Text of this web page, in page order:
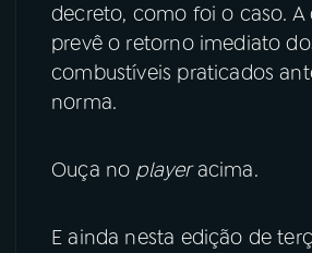
decreto, como foi o caso. A
prevê o retorno imediato
combustíveis praticados
norma.
Ouça no playeracima.
E ainda nesta edição de